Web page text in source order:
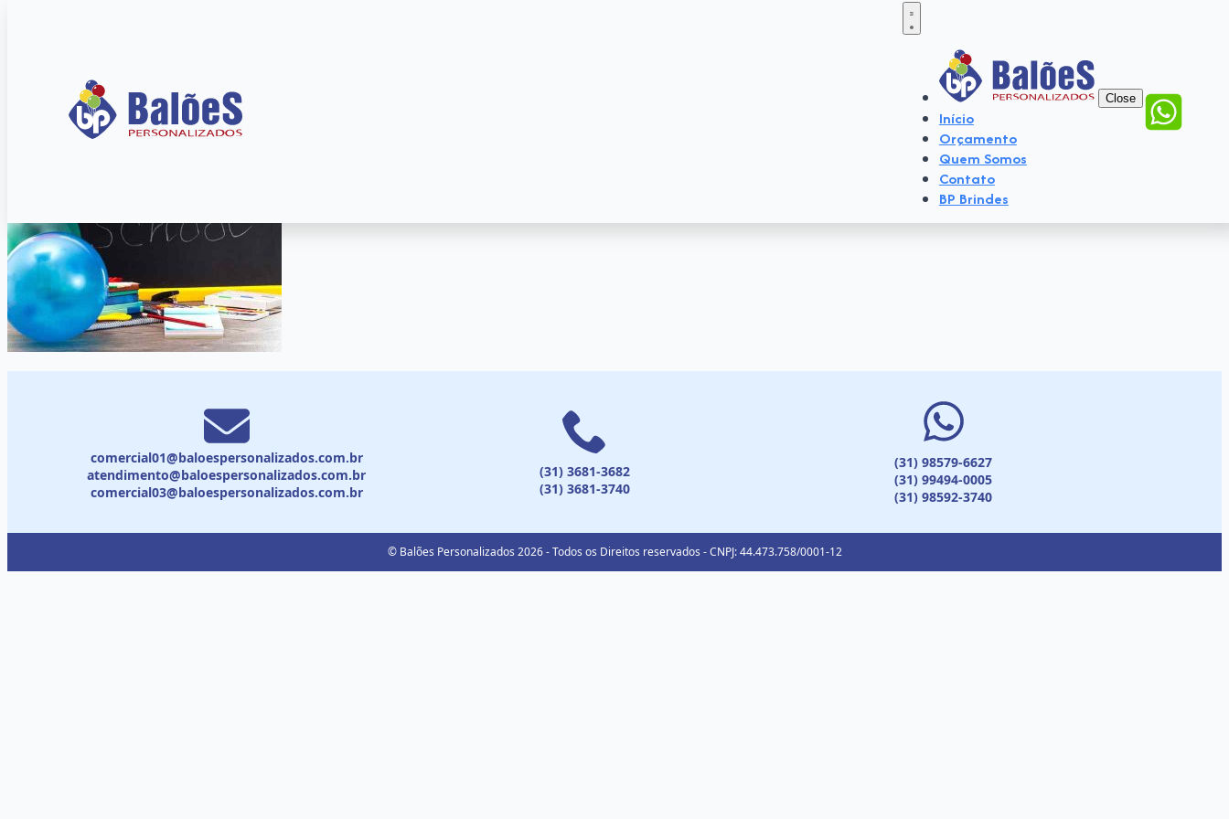
Close
Início
Orçamento
Quem Somos
Contato
BP Brindes
comercial01@baloespersonalizados.com.br
atendimento@baloespersonalizados.com.br
comercial03@baloespersonalizados.com.br
(31) 3681-3682
(31) 3681-3740
(31) 98579-6627
(31) 99494-0005
(31) 98592-3740
© Balões Personalizados 2026 - Todos os Direitos reservados - CNPJ: 44.473.758/0001-12